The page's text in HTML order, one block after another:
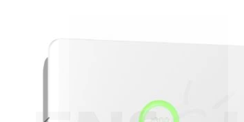
galería